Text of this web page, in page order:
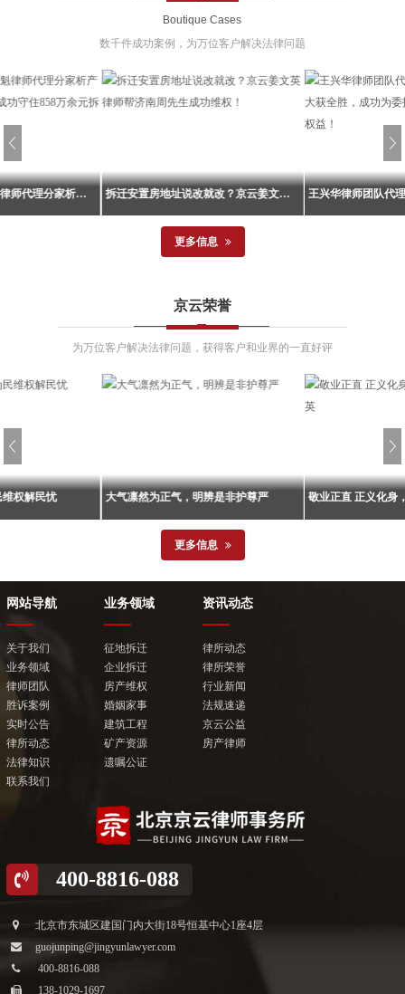
Boutique Cases
数千件成功案例，为万位客户解决法律问题
京云王兴华、武腾魁律师代理分家析产纠纷案胜诉！当事人成功守住858万余元拆迁利益！
兴区某村5号院搬
主张分割5号院全
转费...
拆迁安置房地址说改就改？京云姜文英律师帮济南周先生成功维权！
协议纠纷案迎来一审胜诉判决。山东
省济南市某区人民法院作出52号行政
判决，判令被告街道办事处支付原告
决结果为当事人争取到了实实在在的
来终审胜诉判决
某一家因拆迁安
一审判决后对方
更多信息
京云荣誉
为万位客户解决法律问题，获得客户和业界的一直好评
维权解民忧 大气凛然为正气，明辨是非护尊严
大气凛然为正气，明辨是非护尊严
敬业正直 正义化身
更多信息
网站导航
关于我们
业务领域
律师团队
胜诉案例
实时公告
律所动态
法律知识
联系我们
业务领域
征地拆迁
企业拆迁
房产维权
婚姻家事
建筑工程
矿产资源
遗嘱公证
资讯动态
律所动态
律所荣誉
行业新闻
法规速递
京云公益
房产律师
400-8816-088
北京市东城区建国门内大街18号恒基中心1座4层
guojunping@jingyunlawyer.com
400-8816-088
138-1029-1697